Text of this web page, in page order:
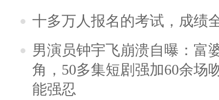
十多万人报名的考试，成绩
男演员钟宇飞崩溃自曝：富
角，50多集短剧强加60余场
能强忍